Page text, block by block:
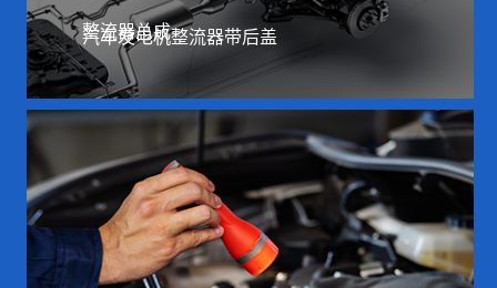
整流器总成
汽车发电机整流器带后盖